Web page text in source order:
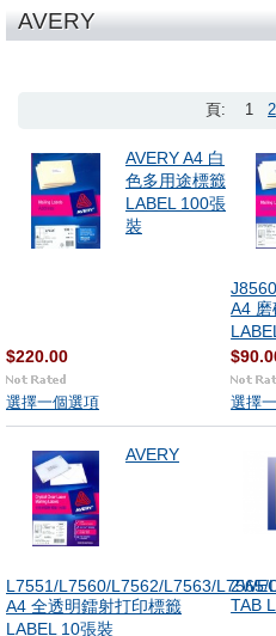
AVERY
頁: 1 2
AVERY A4 白
色多用途標籤
LABEL 100張
裝
$220.00
選擇一個選項
A4
選擇
AVERY
L7551/L7560/L7562/L7563/L7565/
A4 全透明鐳射打印標籤
LABEL 10張裝
TAB